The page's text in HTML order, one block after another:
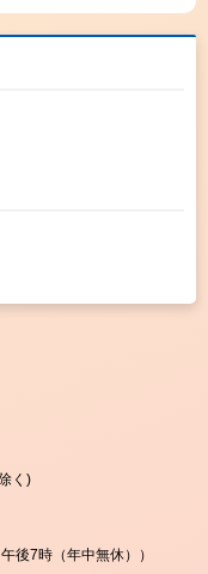
く)
後7時（年中無休））